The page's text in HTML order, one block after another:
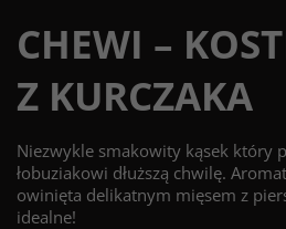
CHEWI –
Z KURCZAKA
Niezwykle smakowity kąsek który
łobuziakowi dłuższą chwilę.
owinięta delikatnym mięsem z
idealne!